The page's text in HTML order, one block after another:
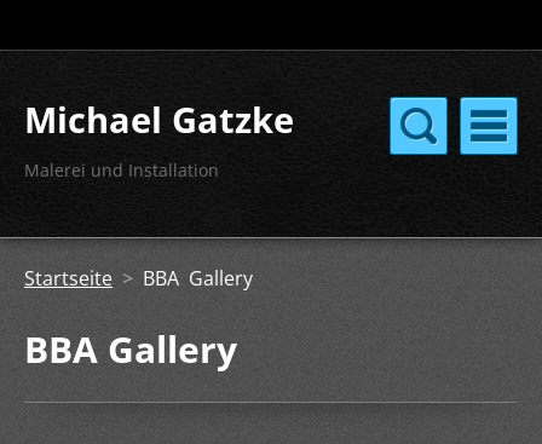
Michael Gatzke
Malerei und Installation
Startseite > BBA Gallery
BBA Gallery